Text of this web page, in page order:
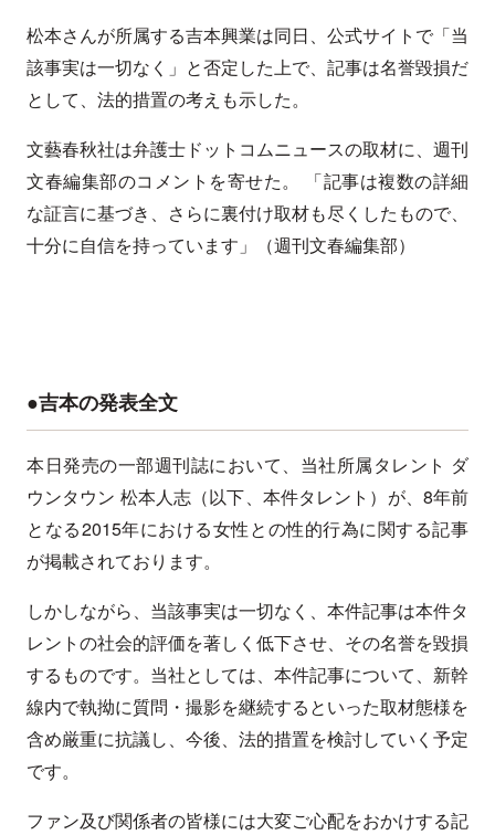
松本さんが所属する吉本興業は同日、公式サイトで「当
該事実は一切なく」と否定した上で、記事は名誉毀損だ
として、法的措置の考えも示した。
文藝春秋社は弁護士ドットコムニュースの取材に、週刊
文春編集部のコメントを寄せた。 「記事は複数の詳細
な証言に基づき、さらに裏付け取材も尽くしたもので、
十分に自信を持っています」（週刊文春編集部）
●吉本の発表全文
本日発売の一部週刊誌において、当社所属タレント ダ
ウンタウン 松本人志（以下、本件タレント）が、8年前
となる2015年における女性との性的行為に関する記事
が掲載されております。
しかしながら、当該事実は一切なく、本件記事は本件タ
レントの社会的評価を著しく低下させ、その名誉を毀損
するものです。当社としては、本件記事について、新幹
線内で執拗に質問・撮影を継続するといった取材態様を
含め厳重に抗議し、今後、法的措置を検討していく予定
です。
ファン及び関係者の皆様には大変ご心配をおかけする記